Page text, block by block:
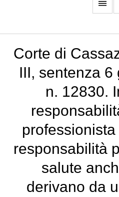
Corte di
III, sentenza 6
n. 12830.
responsabilità
salute
derivano da